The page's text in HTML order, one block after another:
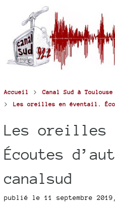
Accueil > Canal Sud à Toulouse
> Les oreilles en éventail.
Les oreilles
Écoutes
canalsud
publié le 11 septembre 2019